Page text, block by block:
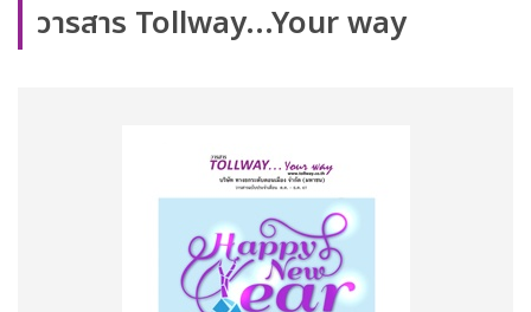
วารสาร Tollway...Your way